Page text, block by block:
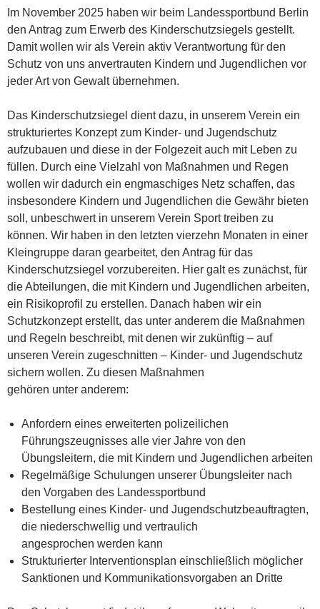
Im November 2025 haben wir beim Landessportbund Berlin
den Antrag zum Erwerb des Kinderschutzsiegels gestellt.
Damit wollen wir als Verein aktiv Verantwortung für den
Schutz von uns anvertrauten Kindern und Jugendlichen vor
jeder Art von Gewalt übernehmen.
Das Kinderschutzsiegel dient dazu, in unserem Verein ein
strukturiertes Konzept zum Kinder- und Jugendschutz
aufzubauen und diese in der Folgezeit auch mit Leben zu
füllen. Durch eine Vielzahl von Maßnahmen und Regen
wollen wir dadurch ein engmaschiges Netz schaffen, das
insbesondere Kindern und Jugendlichen die Gewähr bieten
soll, unbeschwert in unserem Verein Sport treiben zu
können. Wir haben in den letzten vierzehn Monaten in einer
Kleingruppe daran gearbeitet, den Antrag für das
Kinderschutzsiegel vorzubereiten. Hier galt es zunächst, für
die Abteilungen, die mit Kindern und Jugendlichen arbeiten,
ein Risikoprofil zu erstellen. Danach haben wir ein
Schutzkonzept erstellt, das unter anderem die Maßnahmen
und Regeln beschreibt, mit denen wir zukünftig – auf
unseren Verein zugeschnitten – Kinder- und Jugendschutz
sichern wollen. Zu diesen Maßnahmen
gehören unter anderem:
Anfordern eines erweiterten polizeilichen
Führungszeugnisses alle vier Jahre von den
Übungsleitern, die mit Kindern und Jugendlichen arbeiten
Regelmäßige Schulungen unserer Übungsleiter nach
den Vorgaben des Landessportbund
Bestellung eines Kinder- und Jugendschutzbeauftragten,
die niederschwellig und vertraulich
angesprochen werden kann
Strukturierter Interventionsplan einschließlich möglicher
Sanktionen und Kommunikationsvorgaben an Dritte